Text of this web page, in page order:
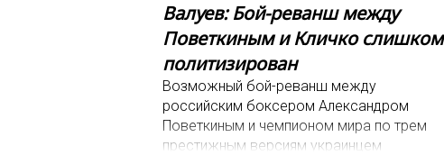
Валуев: Бой-реванш между
Поветкиным и Кличко слишком
политизирован
Возможный бой-реванш между
российским боксером Александром
Поветкиным и чемпионом мира по трем
престижным версиям украинцем